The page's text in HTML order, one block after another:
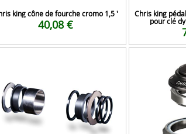
king cône de fourche cromo 1,5 '
40,08 €
Chris king
pour clé